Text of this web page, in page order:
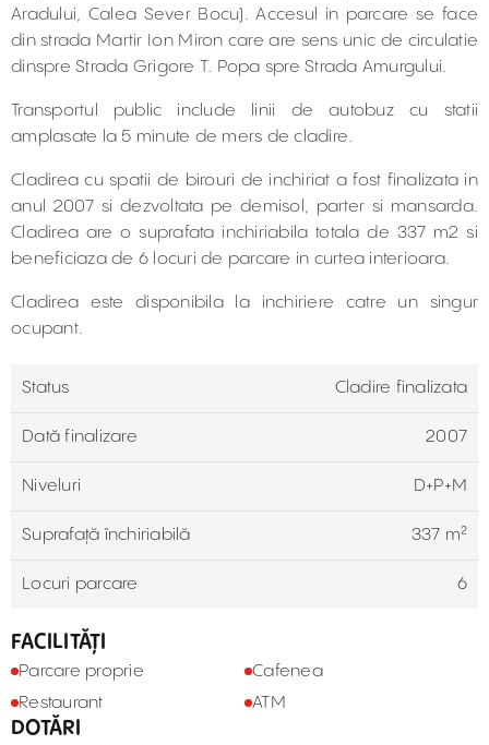
Aradului, Calea Sever Bocu). Accesul in parcare se face
din strada Martir Ion Miron care are sens unic de circulatie
dinspre Strada Grigore T. Popa spre Strada Amurgului.
Transportul public include linii de autobuz cu statii
amplasate la 5 minute de mers de cladire.
Cladirea cu spatii de birouri de inchiriat a fost finalizata in
anul 2007 si dezvoltata pe demisol, parter si mansarda.
Cladirea are o suprafata inchiriabila totala de 337 m2 si
beneficiaza de 6 locuri de parcare in curtea interioara.
Cladirea este disponibila la inchiriere catre un singur
ocupant.
Status Cladire finalizata
Dată finalizare 2007
Niveluri D+P+M
Suprafață închiriabilă 337 m²
Locuri parcare 6
FACILITĂȚI
Parcare proprie
Cafenea
Restaurant
ATM
DOTĂRI